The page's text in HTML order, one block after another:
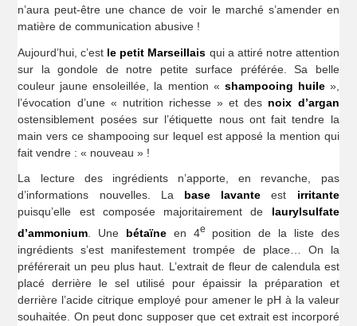
n’aura peut-être une chance de voir le marché s’amender en
matière de communication abusive !
Aujourd’hui, c’est le petit Marseillais qui a attiré notre attention
sur la gondole de notre petite surface préférée. Sa belle
couleur jaune ensoleillée, la mention « shampooing huile»,
l’évocation d’une « nutrition richesse » et des noix d’argan
ostensiblement posées sur l’étiquette nous ont fait tendre la
main vers ce shampooing sur lequel est apposé la mention qui
fait vendre : « nouveau » !
La lecture des ingrédients n’apporte, en revanche, pas
d’informations nouvelles. La base lavante est irritante
puisqu’elle est composée majoritairement de laurylsulfate
d’ammonium . Une bétaïne en 4e
position de la liste des
ingrédients s’est manifestement trompée de place… On la
préférerait un peu plus haut. L’extrait de fleur de calendula est
placé derrière le sel utilisé pour épaissir la préparation et
derrière l’acide citrique employé pour amener le pH à la valeur
souhaitée. On peut donc supposer que cet extrait est incorporé